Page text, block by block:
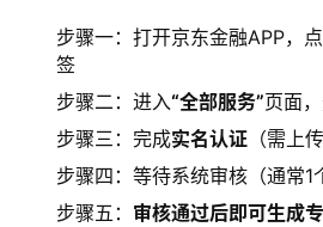
步骤一：打开京东金融APP，
签
步骤二：进入“全部服务”页面
步骤三：完成实名认证 （需上
步骤四：等待系统审核（通常1
步骤五： 审核通过后即可生成